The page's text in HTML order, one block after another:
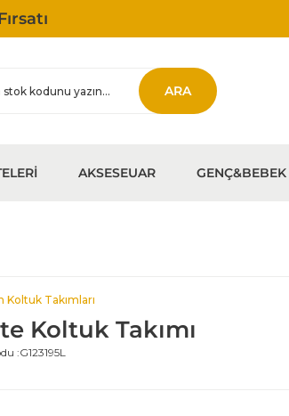
ARA
AKSESEUAR GENÇ&BEBEK
Koltuk Takımları
Koltuk Takımı
:G123195L